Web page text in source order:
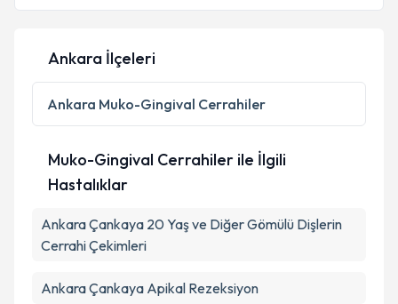
Ankara İlçeleri
Ankara Muko-Gingival Cerrahiler
Muko-Gingival Cerrahiler ile İlgili
Hastalıklar
Ankara Çankaya 20 Yaş ve Diğer Gömülü Dişlerin
Cerrahi Çekimleri
Ankara Çankaya Apikal Rezeksiyon